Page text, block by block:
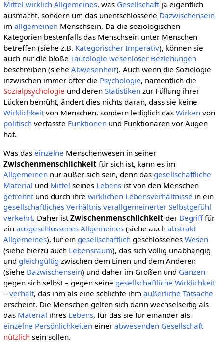
Mittel wirklich Allgemeines, was Gesellschaftja eigentlich
ausmacht, sondern um das unentschlossene Dazwischensein
im allgemeinenMenschsein. Da die soziologischen
Kategorien bestenfalls das Menschsein unter Menschen
betreffen (siehe z.B. Kategorischer Imperativ), können sie
auch nur die bloße Tautologie wesenloser Beziehungen
beschreiben (siehe Abwesenheit). Auch wenn die Soziologie
inzwischen immer öfter die Psychologie, namentlich die
Sozialpsychologie und deren Statistikenzur Füllung ihrer
Lücken bemüht, ändert dies nichts daran, dass sie keine
Wirklichkeitvon Menschen, sondern lediglich das Wirkenvon
politischverfasste Funktionenund Funktionären vor Augen
hat.
Was das einzelne Menschenwesen in seiner
Zwischenmenschlichkeitfür sich ist, kann es im
Allgemeinennur außer sich sein, denn das gesellschaftliche
Material und Mittel seines Lebensist von den Menschen
getrenntund durch ihre wirklichen Lebensverhältnisse in ein
gesellschaftliches Verhältnis verallgemeinerter Selbstgefühl
verkehrt. Daher istZwischenmenschlichkeitder Begrifffür
ein ausgeschlossenes Allgemeines(siehe auch abstrakt
Allgemeines), für ein gesellschaftlichgeschlossenes Wesen
(siehe hierzu auch Lebensraum), das sich völlig unabhängig
und gleichgültig zwischen dem Einen und dem Anderen
(siehe Dazwischensein) und daher im Großen und Ganzen
gegen sich selbst – gegen seine gesellschaftliche Wirklichkeit
– verhält, das ihm als eine schlichte ihm äußerliche Tatsache
erscheint. Die Menschen gelten sich darin wechselseitig als
das Material ihres Lebens, für das sie für einander als
einzelne Persönlichkeiteneiner abwesenden Gesellschaft
nützlichsein sollen.